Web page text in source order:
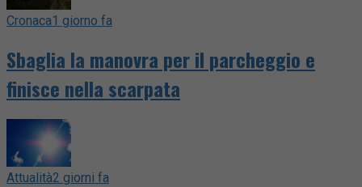
Cronaca1 giorno fa
Sbaglia la manovra per il parcheggio e
finisce nella scarpata
Attualità2 giorni fa